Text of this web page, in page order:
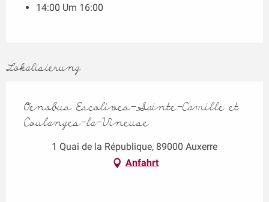
14:00 Um 16:00
Lokalisierung
Oenobus Escolives-Sainte-Camille et
Coulanges-la-Vineuse
1 Quai de la République, 89000 Auxerre
Anfahrt